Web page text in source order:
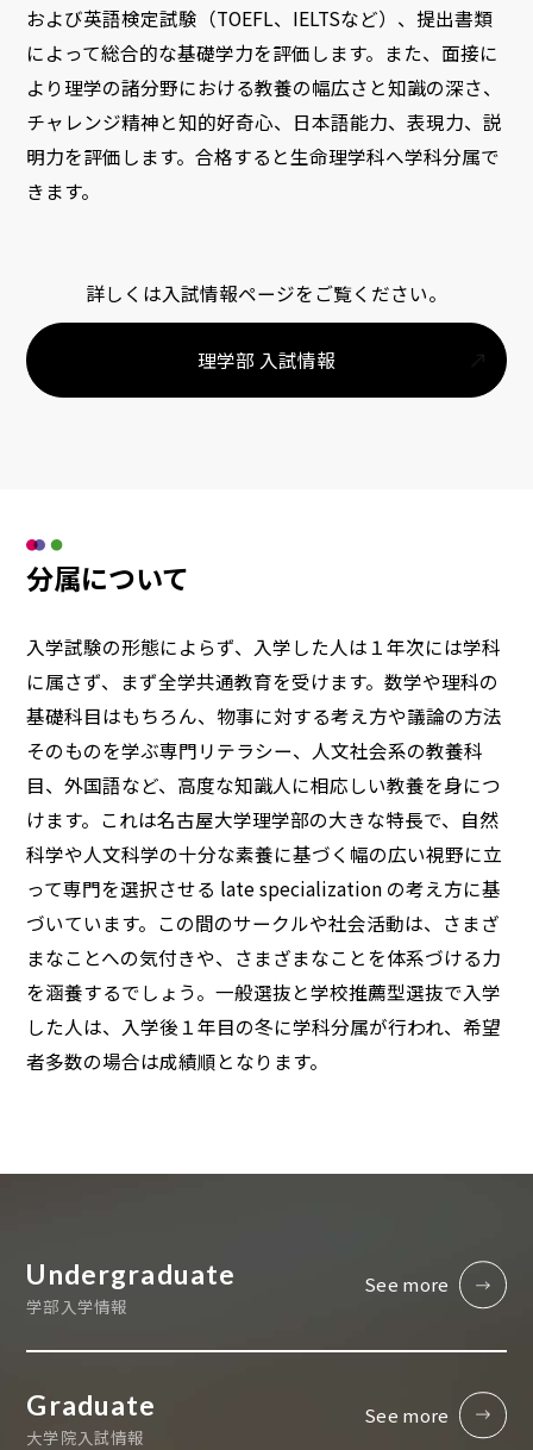
および英語検定試験（TOEFL、IELTSなど）、提出書類
によって総合的な基礎学力を評価します。また、面接に
より理学の諸分野における教養の幅広さと知識の深さ、
チャレンジ精神と知的好奇心、日本語能力、表現力、説
明力を評価します。合格すると生命理学科へ学科分属で
きます。
詳しくは入試情報ページをご覧ください。
理学部 入試情報
分属について
入学試験の形態によらず、入学した人は１年次には学科
に属さず、まず全学共通教育を受けます。数学や理科の
基礎科目はもちろん、物事に対する考え方や議論の方法
そのものを学ぶ専門リテラシー、人文社会系の教養科
目、外国語など、高度な知識人に相応しい教養を身につ
けます。これは名古屋大学理学部の大きな特長で、自然
科学や人文科学の十分な素養に基づく幅の広い視野に立
って専門を選択させる late specialization の考え方に基
づいています。この間のサークルや社会活動は、さまざ
まなことへの気付きや、さまざまなことを体系づける力
を涵養するでしょう。一般選抜と学校推薦型選抜で入学
した人は、入学後１年目の冬に学科分属が行われ、希望
者多数の場合は成績順となります。
Undergraduate
学部入学情報
See more
Graduate
大学院入試情報
See more